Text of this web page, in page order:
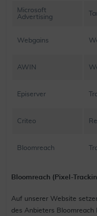
Microsoft
Advertising
Webgains
AWIN
Episerver
Criteo
Bloomreach
Bloomreach (Pixel-
Auf unserer Website
des Anbieters Bloomreach